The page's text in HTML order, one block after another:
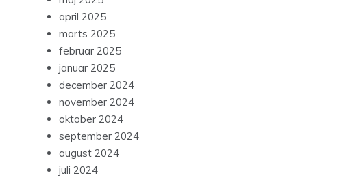
april 2025
marts 2025
februar 2025
januar 2025
december 2024
november 2024
oktober 2024
september 2024
august 2024
juli 2024